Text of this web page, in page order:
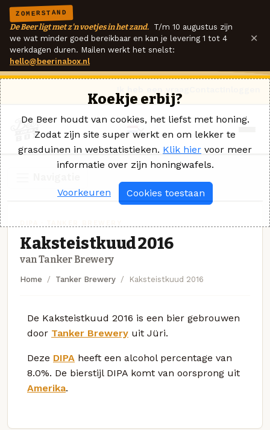
ZOMERSTAND
De Beer ligt met z'n voetjes in het zand. T/m 10 augustus zijn
we wat minder goed bereikbaar en kan je levering 1 tot 4
werkdagen duren. Mailen werkt het snelst:
hello@beerinabox.nl
×
Kaksteistkuud 2016
van Tanker Brewery
Home Tanker Brewery Kaksteistkuud 2016
De Kaksteistkuud 2016 is een bier gebrouwen
door Tanker Brewery uit Jüri.
Deze DIPA heeft een alcohol percentage van
8.0%. De bierstijl DIPA komt van oorsprong uit
Amerika.
Koekje erbij?
De Beer houdt van cookies, het liefst met honing.
Zodat zijn site super werkt en om lekker te
grasduinen in webstatistieken. Klik hier voor meer
informatie over zijn honingwafels.
Voorkeuren Cookies toestaan